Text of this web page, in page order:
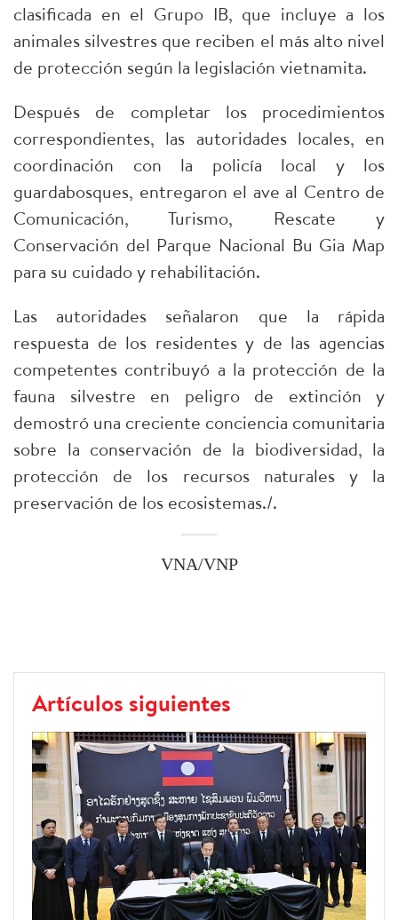
clasificada en el Grupo IB, que incluye a los
animales silvestres que reciben el más alto nivel
de protección según la legislación vietnamita.
Después de completar los procedimientos
correspondientes, las autoridades locales, en
coordinación con la policía local y los
guardabosques, entregaron el ave al Centro de
Comunicación, Turismo, Rescate y
Conservación del Parque Nacional Bu Gia Map
para su cuidado y rehabilitación.
Las autoridades señalaron que la rápida
respuesta de los residentes y de las agencias
competentes contribuyó a la protección de la
fauna silvestre en peligro de extinción y
demostró una creciente conciencia comunitaria
sobre la conservación de la biodiversidad, la
protección de los recursos naturales y la
preservación de los ecosistemas./.
VNA/VNP
Artículos siguientes